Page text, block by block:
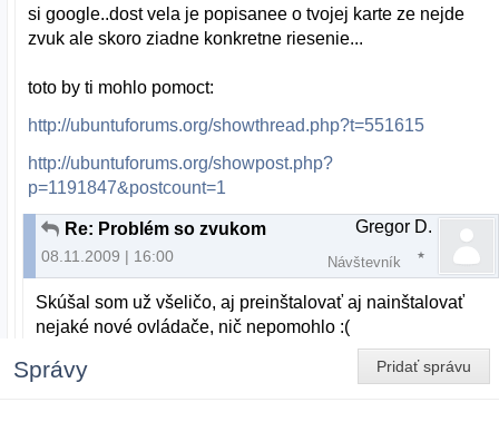
si google..dost vela je popisanee o tvojej karte ze nejde
zvuk ale skoro ziadne konkretne riesenie...
toto by ti mohlo pomoct:
http://ubuntuforums.org/showthread.php?t=551615
http://ubuntuforums.org/showpost.php?
p=1191847&postcount=1
Re: Problém so zvukom
08.11.2009 | 16:00
Gregor D.
Návštevník
Skúšal som už všeličo, aj preinštalovať aj nainštalovať
nejaké nové ovládače, nič nepomohlo :(
Pridať správu
Správy